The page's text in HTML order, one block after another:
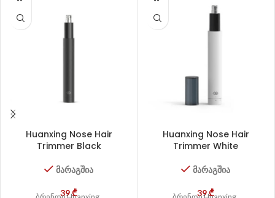
Huanxing Nose Hair
Trimmer Black
მარაგშია
39₾
Huanxing Nose Hair
Trimmer White
მარაგშია
39₾